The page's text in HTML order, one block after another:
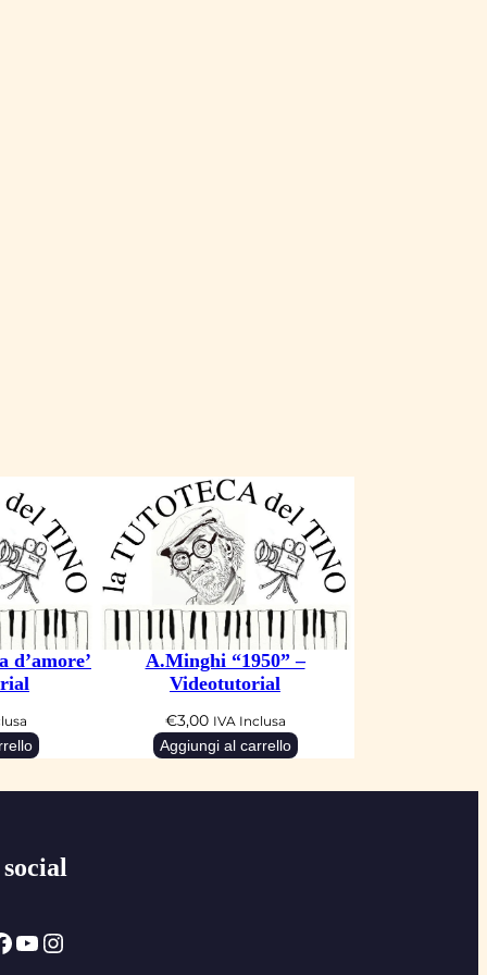
d’amore’
A.Minghi “1950” –
Videotutorial
€3,00 IVA Inclusa
Aggiungi al carrello
YouTube Instagram